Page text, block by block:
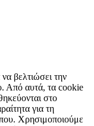
βελτιώσει την
Από αυτά, τα cookie
στο
για τη
Χρησιμοποιούμε